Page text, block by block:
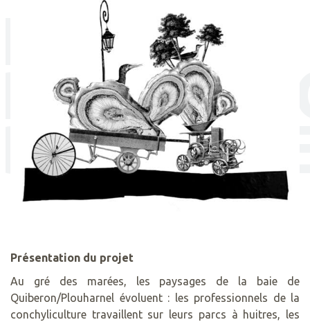
LES
DES
Présentation du projet
Au gré des marées, les paysages de la baie de
Quiberon/Plouharnel évoluent : les professionnels de la
conchyliculture travaillent sur leurs parcs à huitres, les